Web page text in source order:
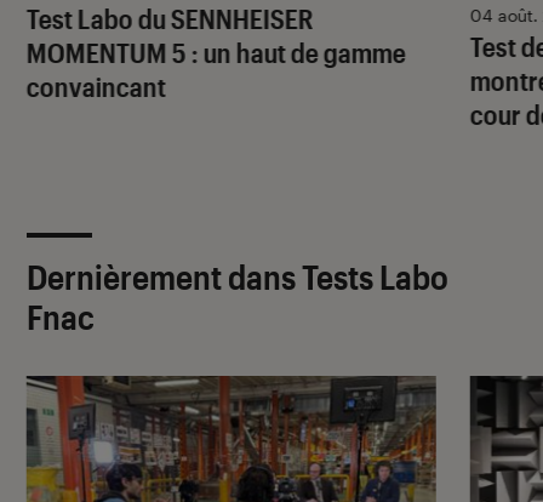
Test Labo du SENNHEISER
MOMENTUM 5 : un haut de gamme
convaincant
Test
cour
04 août.
Dernièrement dans Tests Labo
Fnac